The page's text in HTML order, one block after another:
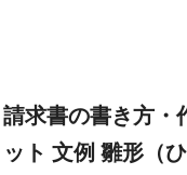
請求書の書き方・
ット 文例 雛形（